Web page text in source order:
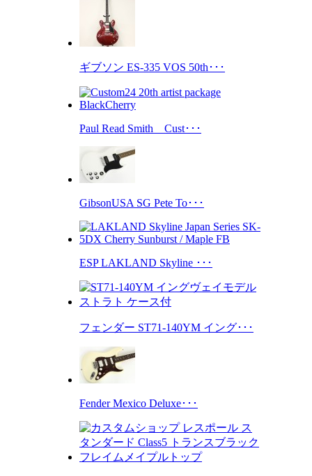
ギブソン ES-335 VOS 50th･･･
Paul Read Smith Cust･･･
GibsonUSA SG Pete To･･･
ESP LAKLAND Skyline ･･･
フェンダー ST71-140YM イング･･･
Fender Mexico Deluxe･･･